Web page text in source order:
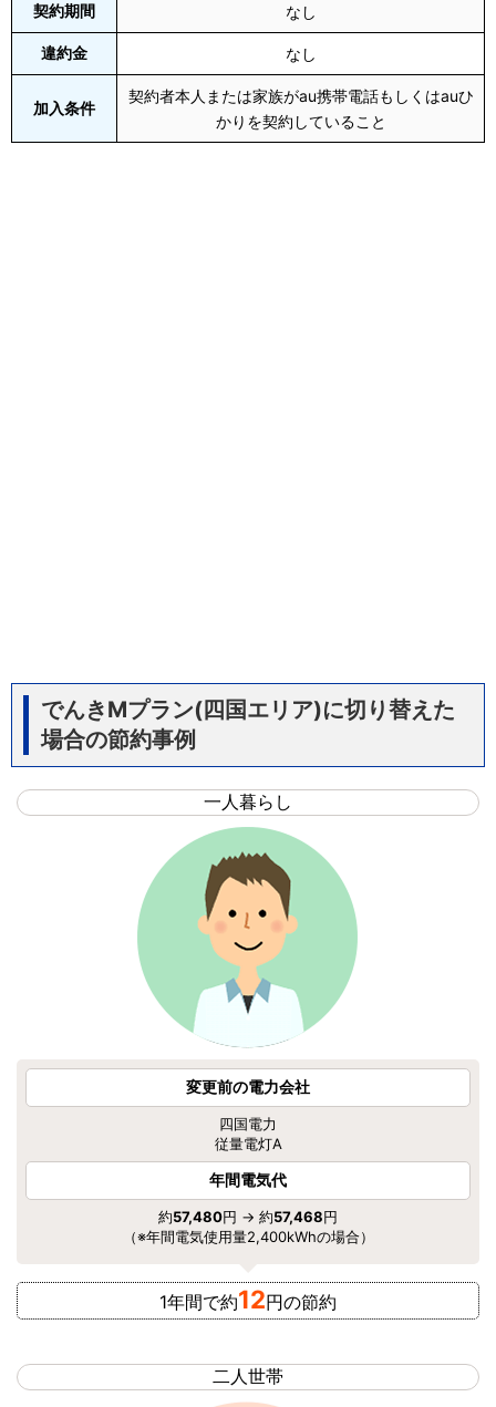
契約期間 なし
違約金 なし
加入条件
契約者本人または家族がau携帯電話もしくはauひ
かりを契約していること
でんきMプラン(四国エリア)に切り替えた
場合の節約事例
一人暮らし
変更前の電力会社
四国電力
従量電灯A
年間電気代
約57,480円 → 約57,468円
（※年間電気使用量2,400kWhの場合）
1年間で約12円の節約
二人世帯